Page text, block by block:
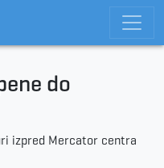
do
izpred Mercator centra